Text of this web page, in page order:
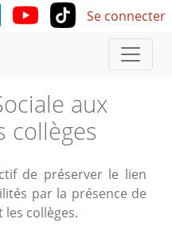
User
Se connecter
aux
collèges
de préserver le lien
par la présence de
collèges.